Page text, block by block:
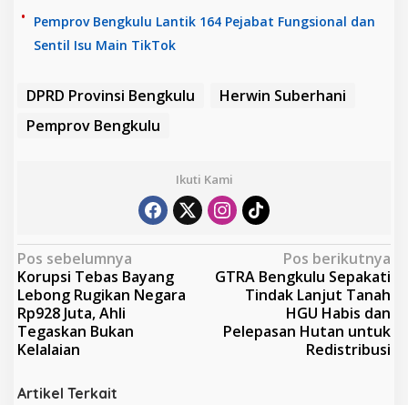
Pemprov Bengkulu Lantik 164 Pejabat Fungsional dan
Sentil Isu Main TikTok
DPRD Provinsi Bengkulu
Herwin Suberhani
Pemprov Bengkulu
Ikuti Kami
N
a
v
i
g
a
Pos sebelumnya
Korupsi Tebas Bayang
Lebong Rugikan Negara
Rp928 Juta, Ahli
Tegaskan Bukan
Kelalaian
Pos berikutnya
GTRA Bengkulu Sepakati
Tindak Lanjut Tanah
HGU Habis dan
Pelepasan Hutan untuk
Redistribusi
Artikel Terkait